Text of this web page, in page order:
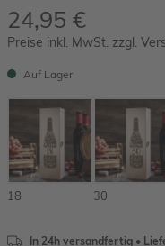
24,95 €
Preise inkl. MwSt. zzgl.
Auf Lager
18 30
In 24h versandfertig •